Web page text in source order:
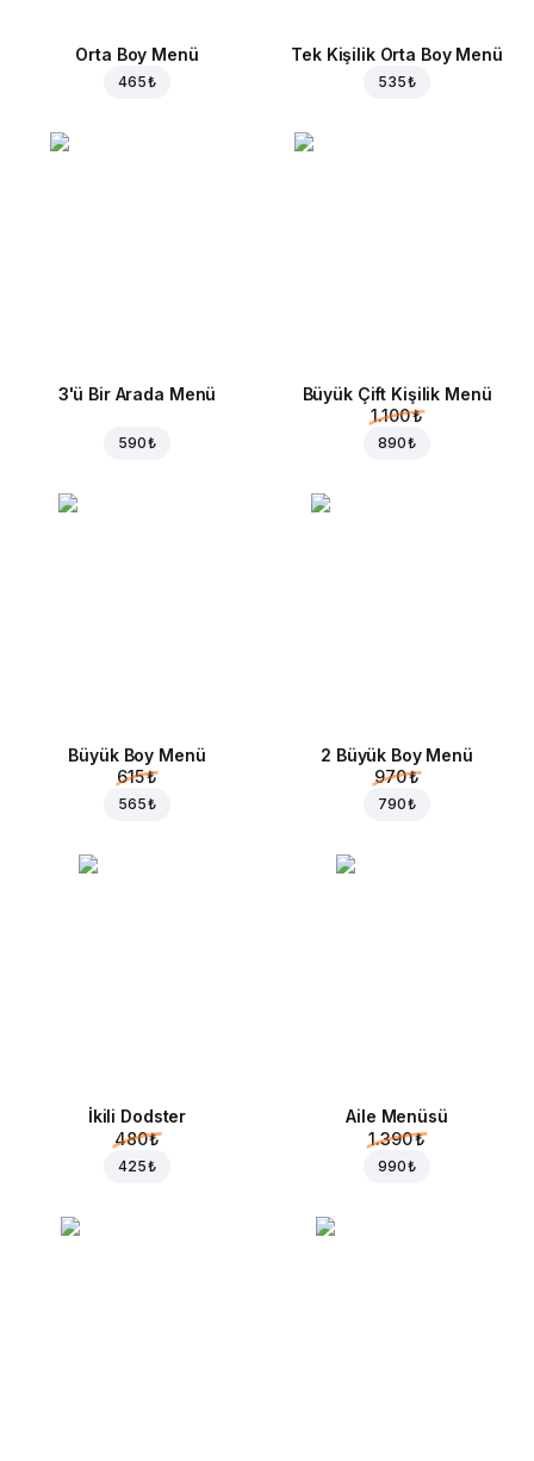
Orta Boy Menü
465 ₺
Tek Kişilik Orta Boy Menü
535 ₺
3'ü Bir Arada Menü
590 ₺
Büyük Çift Kişilik Menü
1.100 ₺
890 ₺
Büyük Boy Menü
615 ₺
565 ₺
2 Büyük Boy Menü
970 ₺
790 ₺
İkili Dodster
480 ₺
425 ₺
Aile Menüsü
1.390 ₺
990 ₺